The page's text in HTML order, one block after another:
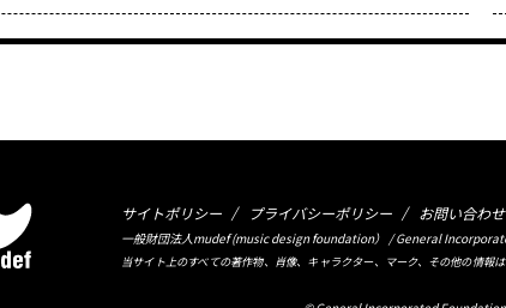
サイトポリシー プライバシーポリシー お問い合わせ
一般財団法人mudef (music design foundation） / General
当サイト上のすべての著作物、肖像、キャラクター、マーク、その他の情報